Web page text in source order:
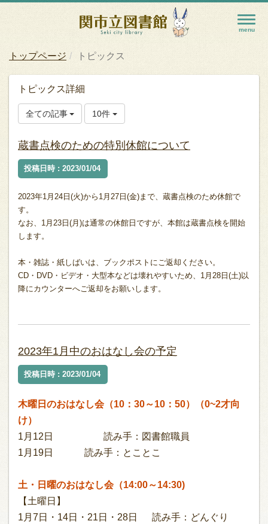
トップページ トピックス
トピックス詳細
全ての記事 10件
蔵書点検のための特別休館について
投稿日時 : 2023/01/04
2023年1月24日(火)から1月27日(金)まで、蔵書点検のため休館で
す。
なお、1月23日(月)は通常の休館日ですが、本館は蔵書点検を開始
します。
本・雑誌・紙しばいは、ブックポストにご返却ください。
CD・DVD・ビデオ・大型本などは壊れやすいため、1月28日(土)以
降にカウンターへご返却をお願いします。
2023年1月中のおはなし会の予定
投稿日時 : 2023/01/04
木曜日のおはなし会（10：30～10：50）（0~2才向
け）
1月12日 読み手：図書館職員
1月19日 読み手：とことこ
土・日曜のおはなし会（14:00～14:30)
【土曜日】
1月7日・14日・21日・28日 読み手：どんぐり